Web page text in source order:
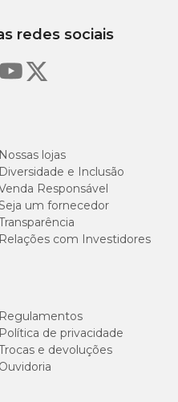
Nossas lojas
Diversidade e Inclusão
Responsável
um fornecedor
Relações com Investidores
Regulamentos
Política de privacidade
e devoluções
Ouvidoria
redes sociais